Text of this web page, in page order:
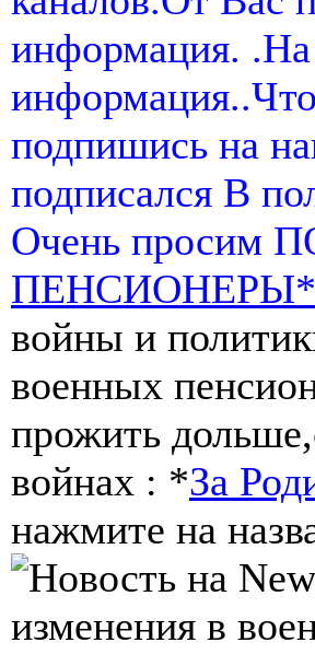
информация. .На
подпишись на
подписался В
Очень просим
ПЕНСИОНЕРЫ*
войны и
военных
прожить
войнах : *За
нажмите на